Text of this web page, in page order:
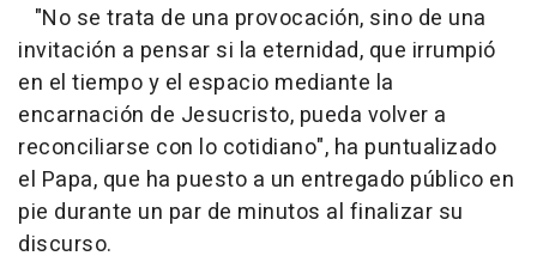
"No se trata de una provocación, sino de una
invitación a pensar si la eternidad, que irrumpió
en el tiempo y el espacio mediante la
encarnación de Jesucristo, pueda volver a
reconciliarse con lo cotidiano", ha puntualizado
el Papa, que ha puesto a un entregado público en
pie durante un par de minutos al finalizar su
discurso.